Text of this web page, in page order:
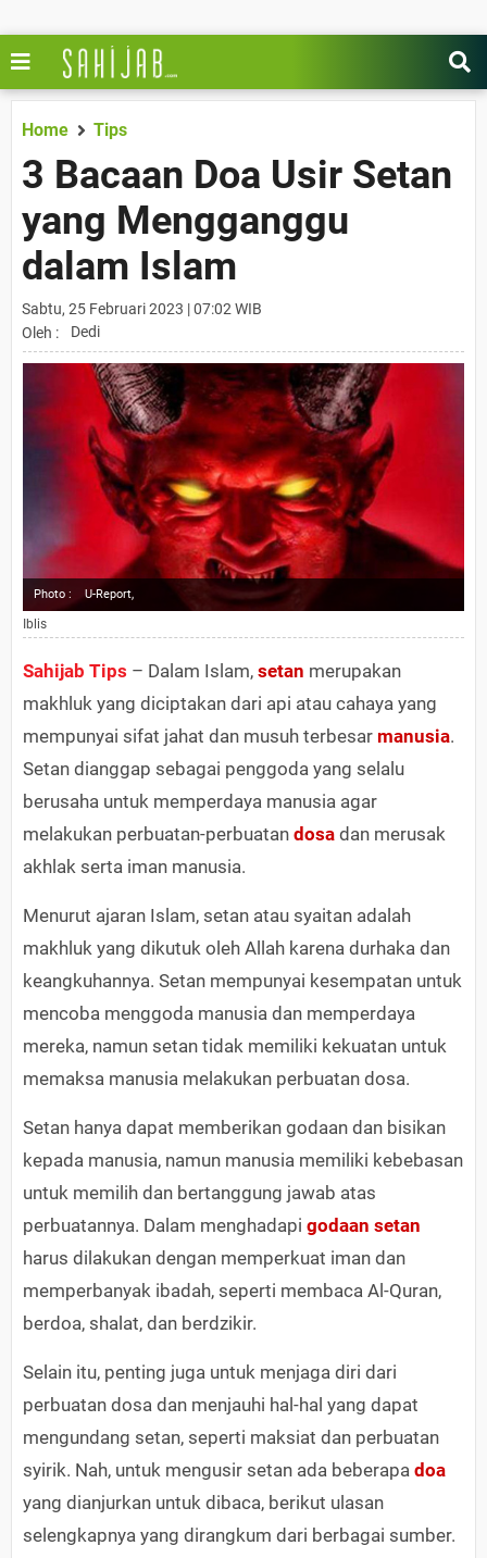
Home Tips
3 Bacaan Doa Usir Setan
yang Mengganggu
dalam Islam
Sabtu, 25 Februari 2023 | 07:02 WIB
Oleh :
Dedi
Photo : U-Report,
Iblis
Sahijab Tips – Dalam Islam, setan merupakan
makhluk yang diciptakan dari api atau cahaya yang
mempunyai sifat jahat dan musuh terbesar manusia.
Setan dianggap sebagai penggoda yang selalu
berusaha untuk memperdaya manusia agar
melakukan perbuatan-perbuatan dosa dan merusak
akhlak serta iman manusia.
Menurut ajaran Islam, setan atau syaitan adalah
makhluk yang dikutuk oleh Allah karena durhaka dan
keangkuhannya. Setan mempunyai kesempatan untuk
mencoba menggoda manusia dan memperdaya
mereka, namun setan tidak memiliki kekuatan untuk
memaksa manusia melakukan perbuatan dosa.
Setan hanya dapat memberikan godaan dan bisikan
kepada manusia, namun manusia memiliki kebebasan
untuk memilih dan bertanggung jawab atas
perbuatannya. Dalam menghadapi godaan setan
harus dilakukan dengan memperkuat iman dan
memperbanyak ibadah, seperti membaca Al-Quran,
berdoa, shalat, dan berdzikir.
Selain itu, penting juga untuk menjaga diri dari
perbuatan dosa dan menjauhi hal-hal yang dapat
mengundang setan, seperti maksiat dan perbuatan
syirik. Nah, untuk mengusir setan ada beberapa doa
yang dianjurkan untuk dibaca, berikut ulasan
selengkapnya yang dirangkum dari berbagai sumber.